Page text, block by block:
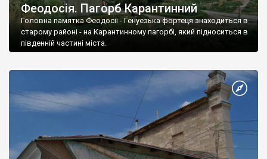
Феодосія. Пагорб Карантинний
Головна памятка Феодосії - Генуезька фортеця знаходиться в
старому районі - на Карантинному пагорбі, який підноситься в
південній частині міста.